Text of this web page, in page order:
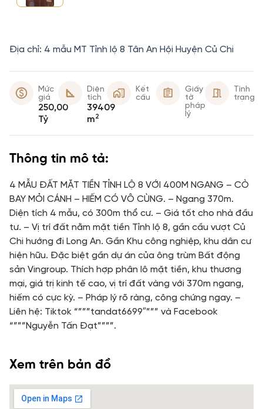
Địa chỉ: 4 mẫu MT Tỉnh lộ 8 Tân An Hội Huyện Củ Chi
Mức
giá
250,00
Tỷ
Diện
tích
39409
m2
Kết
cấu
Giấy
tờ
pháp
lý
Tình
trạng
Thông tin mô tả:
4 MẪU ĐẤT MẶT TIỀN TỈNH LỘ 8 VỚI 400M NGANG – CÒ
BAY MỎI CÁNH – HIẾM CÓ VÔ CÙNG. – Ngang 370m.
Diện tích 4 mẫu, có 300m thổ cư. – Giá tốt cho nhà đầu
tư. – Vị trí đất nằm mặt tiền Tỉnh lộ 8, gần cầu vượt Củ
Chi hướng đi Long An. Gần Khu công nghiệp, khu dân cư
hiện hữu. Đặc biệt gần dự án của ông trùm Bất động
sản Vingroup. Thích hợp phân lô mặt tiền, khu thương
mại, giá trị kinh tế cao, vị trí đất vàng với 370m ngang,
hiếm có cực kỳ. – Pháp lý rõ ràng, công chứng ngay. –
Liên hệ: Tiktok “”””tandat6699″””” và Facebook
“”””Nguyễn Tấn Đạt””””.
Xem trên bản đồ